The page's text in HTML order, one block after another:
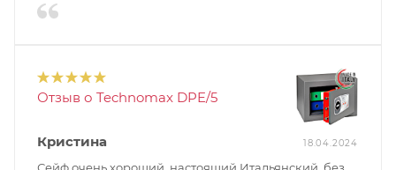
Отзыв о Technomax DPE/5
18.04.2024
Кристина
Сейф очень хороший, настоящий Итальянский, без